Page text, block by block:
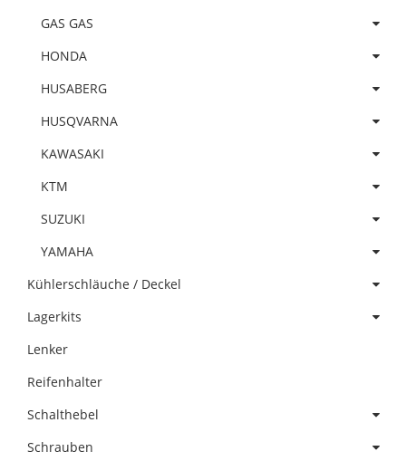
GAS GAS
HONDA
HUSABERG
HUSQVARNA
KAWASAKI
KTM
SUZUKI
YAMAHA
Kühlerschläuche / Deckel
Lagerkits
Lenker
Reifenhalter
Schalthebel
Schrauben